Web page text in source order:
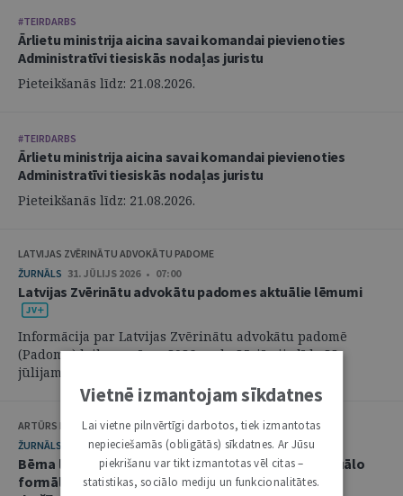
#TEIRDARBS
Ārlietu ministrija aicina savai komandai pievienoties
Administratīvi tiesiskās nodaļas juristu
Pieteikšanās līdz: 21.08.2026.
#TEIRDARBS
Ārlietu ministrija aicina savai komandai pievienoties
Administratīvi tiesiskās nodaļas juristu
Pieteikšanās līdz: 21.08.2026.
LATVIJAS ZVĒRINĀTU ADVOKĀTU PADOME
ŽURNĀLS 31. JŪLIJS 2026 • 07:00
Latvijas Zvērinātu advokātu padomes aktuālie lēmumi
Informācija par Latvijas Zvērinātu advokātu padomē
(Padome) laikposmā no 2026. gada 25. jūnija līdz 28.
jūlijam pieņemtajiem lēmumiem. ...
ARTŪRS KURBATOVS, INGA KUDEIKINA, MARTA URBĀNE
ŽURNĀLS
29. JŪLIJS 2026 • 08:00
Bērna labākās intereses civilprocesā: starp procesuālo
formālismu un pienākumu nekavējoties reaģēt uz
Vietnē izmantojam sīkdatnes
Lai vietne pilnvērtīgi darbotos, tiek izmantotas
nepieciešamās (obligātās) sīkdatnes. Ar Jūsu
piekrišanu var tikt izmantotas vēl citas –
statistikas, sociālo mediju un funkcionalitātes.